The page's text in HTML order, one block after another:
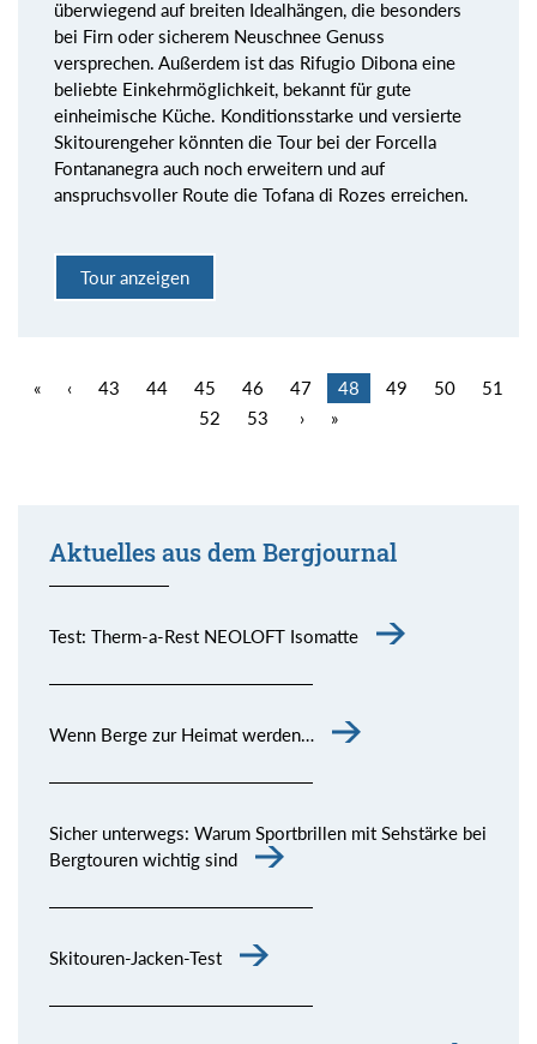
überwiegend auf breiten Idealhängen, die besonders
bei Firn oder sicherem Neuschnee Genuss
versprechen. Außerdem ist das Rifugio Dibona eine
beliebte Einkehrmöglichkeit, bekannt für gute
einheimische Küche. Konditionsstarke und versierte
Skitourengeher könnten die Tour bei der Forcella
Fontananegra auch noch erweitern und auf
anspruchsvoller Route die Tofana di Rozes erreichen.
Tour anzeigen
« ‹ 43 44 45 46 47 48 49 50
51
52
53 › »
Aktuelles aus dem Bergjournal
Test: Therm-a-Rest NEOLOFT Isomatte
Wenn Berge zur Heimat werden…
Sicher unterwegs: Warum Sportbrillen mit Sehstärke bei
Bergtouren wichtig sind
Skitouren-Jacken-Test